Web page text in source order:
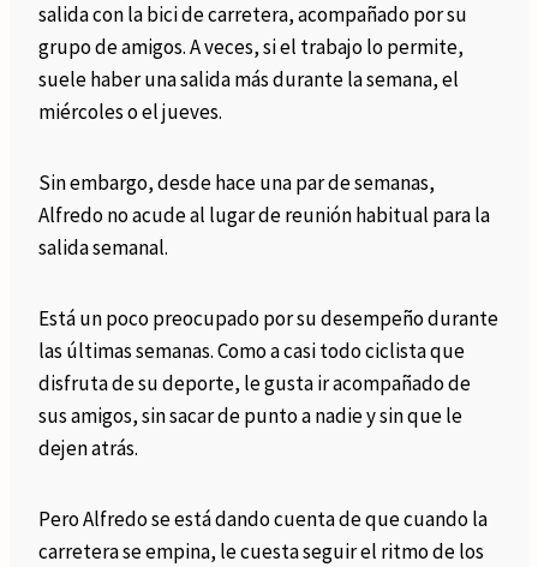
salida con la bici de carretera, acompañado por su
grupo de amigos. A veces, si el trabajo lo permite,
suele haber una salida más durante la semana, el
miércoles o el jueves.
Sin embargo, desde hace una par de semanas,
Alfredo no acude al lugar de reunión habitual para la
salida semanal.
Está un poco preocupado por su desempeño durante
las últimas semanas. Como a casi todo ciclista que
disfruta de su deporte, le gusta ir acompañado de
sus amigos, sin sacar de punto a nadie y sin que le
dejen atrás.
Pero Alfredo se está dando cuenta de que cuando la
carretera se empina, le cuesta seguir el ritmo de los